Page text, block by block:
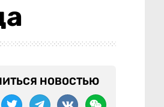
НОВОСТЬЮ